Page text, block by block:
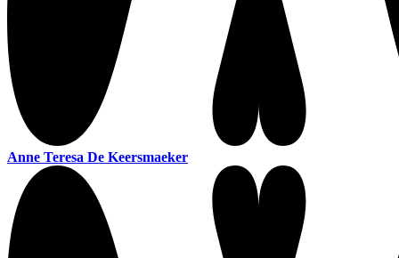
Anne Teresa De Keersmaeker